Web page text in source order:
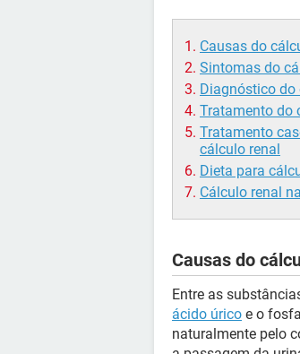
Causas do
Sintomas do
Diagnóstico do
Tratamento do
Tratamento
cálculo renal
Dieta para
Cálculo renal
Causas do
Entre as
ácido úrico e o
naturalmente pelo